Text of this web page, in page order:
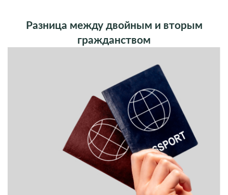
Разница между двойным и вторым
гражданством